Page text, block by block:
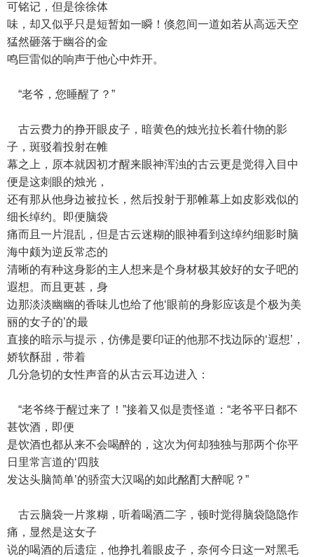
可铭记，但是徐徐体
味，却又似乎只是短暂如一瞬！倏忽间一道如若从高远天空
猛然砸落于幽谷的金
鸣巨雷似的响声于他心中炸开。
“老爷，您睡醒了？”
古云费力的挣开眼皮子，暗黄色的烛光拉长着什物的影
子，斑驳着投射在帷
幕之上，原本就因初才醒来眼神浑浊的古云更是觉得入目中
便是这刺眼的烛光，
还有那从他身边被拉长，然后投射于那帷幕上如皮影戏似的
细长绰约。即便脑袋
痛而且一片混乱，但是古云迷糊的眼神看到这绰约细影时脑
海中颇为逆反常态的
清晰的有种这身影的主人想来是个身材极其姣好的女子吧的
遐想。而且更甚，身
边那淡淡幽幽的香味儿也给了他‘眼前的身影应该是个极为美
丽的女子的’的最
直接的暗示与提示，仿佛是要印证的他那不找边际的‘遐想’，
娇软酥甜，带着
几分急切的女性声音的从古云耳边进入：
“老爷终于醒过来了！”接着又似是责怪道：“老爷平日都不
甚饮酒，即便
是饮酒也都从来不会喝醉的，这次为何却独独与那两个你平
日里常言道的‘四肢
发达头脑简单’的骄蛮大汉喝的如此酩酊大醉呢？”
古云脑袋一片浆糊，听着喝酒二字，顿时觉得脑袋隐隐作
痛，显然是这女子
说的喝酒的后遗症，他挣扎着眼皮子，奈何今日这一对黑毛